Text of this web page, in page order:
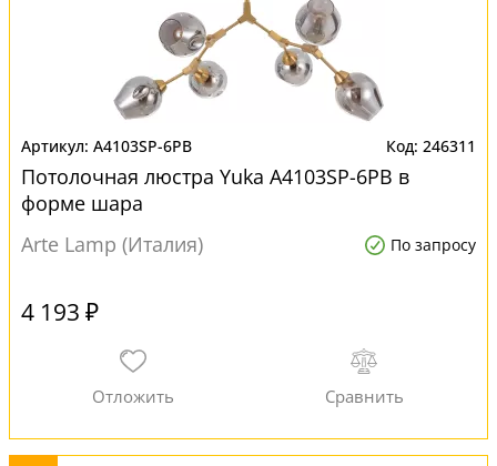
A4103SP-6PB 246311
Потолочная люстра Yuka A4103SP-6PB в
форме шара
Arte Lamp (Италия)
По запросу
4 193 ₽